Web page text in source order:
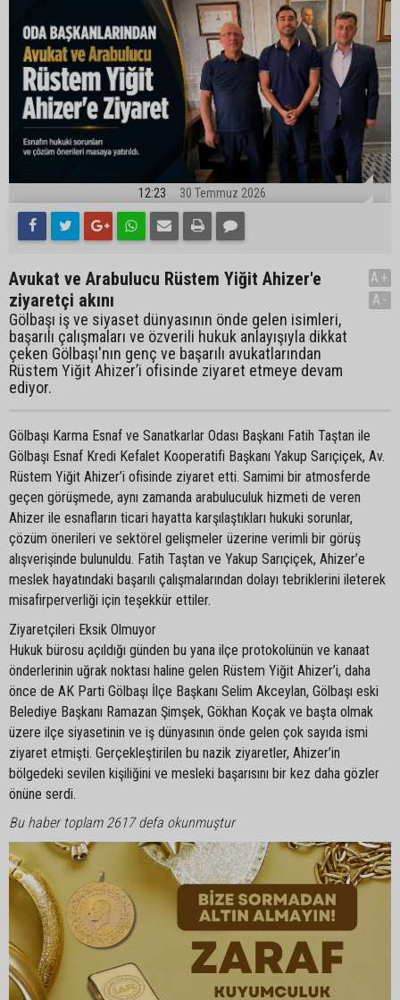
12:23 30 Temmuz 2026
Avukat ve Arabulucu Rüstem Yiğit Ahizer'e
ziyaretçi akını
Gölbaşı iş ve siyaset dünyasının önde gelen isimleri,
başarılı çalışmaları ve özverili hukuk anlayışıyla dikkat
çeken Gölbaşı'nın genç ve başarılı avukatlarından
Rüstem Yiğit Ahizer’i ofisinde ziyaret etmeye devam
ediyor.
A+
A-
Gölbaşı Karma Esnaf ve Sanatkarlar Odası Başkanı Fatih Taştan ile
Gölbaşı Esnaf Kredi Kefalet Kooperatifi Başkanı Yakup Sarıçiçek, Av.
Rüstem Yiğit Ahizer’i ofisinde ziyaret etti. Samimi bir atmosferde
geçen görüşmede, aynı zamanda arabuluculuk hizmeti de veren
Ahizer ile esnafların ticari hayatta karşılaştıkları hukuki sorunlar,
çözüm önerileri ve sektörel gelişmeler üzerine verimli bir görüş
alışverişinde bulunuldu. Fatih Taştan ve Yakup Sarıçiçek, Ahizer’e
meslek hayatındaki başarılı çalışmalarından dolayı tebriklerini ileterek
misafirperverliği için teşekkür ettiler.
Ziyaretçileri Eksik Olmuyor
Hukuk bürosu açıldığı günden bu yana ilçe protokolünün ve kanaat
önderlerinin uğrak noktası haline gelen Rüstem Yiğit Ahizer’i, daha
önce de AK Parti Gölbaşı İlçe Başkanı Selim Akceylan, Gölbaşı eski
Belediye Başkanı Ramazan Şimşek, Gökhan Koçak ve başta olmak
üzere ilçe siyasetinin ve iş dünyasının önde gelen çok sayıda ismi
ziyaret etmişti. Gerçekleştirilen bu nazik ziyaretler, Ahizer’in
bölgedeki sevilen kişiliğini ve mesleki başarısını bir kez daha gözler
önüne serdi.
Bu haber toplam 2617 defa okunmuştur